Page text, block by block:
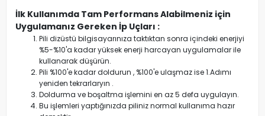
İlk Kullanımda Tam Performans Alabilmeniz için
Uygulamanız Gereken İp Uçları :
Pili dizüstü bilgisayarınıza taktıktan sonra içindeki enerjiyi
%5-%10'a kadar yüksek enerji harcayan uygulamalar ile
kullanarak düşürün.
Pili %100'e kadar doldurun , %100'e ulaşmaz ise 1.Adımı
yeniden tekrarlaryın .
Doldurma ve boşaltma işlemini en az 5 defa uygulayın.
Bu işlemleri yaptığınızda piliniz normal kullanıma hazır